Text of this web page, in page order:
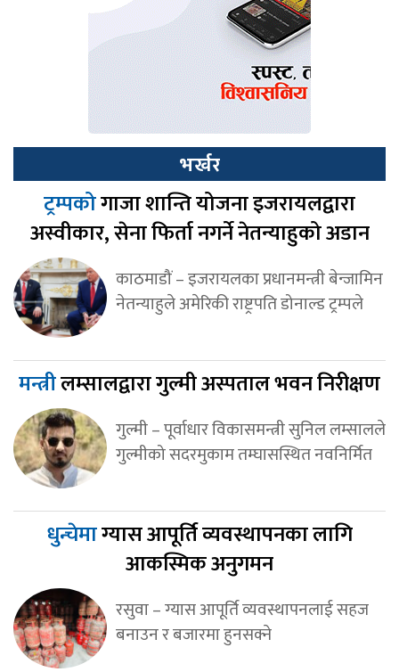
भर्खर
ट्रम्पकोगाजा शान्ति योजना इजरायलद्वारा
अस्वीकार, सेना फिर्ता नगर्ने नेतन्याहुको अडान
काठमाडौं – इजरायलका प्रधानमन्त्री बेन्जामिन
नेतन्याहुले अमेरिकी राष्ट्रपति डोनाल्ड ट्रम्पले
मन्त्रीलम्सालद्वारा गुल्मी अस्पताल भवन निरीक्षण
गुल्मी – पूर्वाधार विकासमन्त्री सुनिल लम्सालले
गुल्मीको सदरमुकाम तम्घासस्थित नवनिर्मित
धुन्चेमाग्यास आपूर्ति व्यवस्थापनका लागि
आकस्मिक अनुगमन
रसुवा – ग्यास आपूर्ति व्यवस्थापनलाई सहज
बनाउन र बजारमा हुनसक्ने